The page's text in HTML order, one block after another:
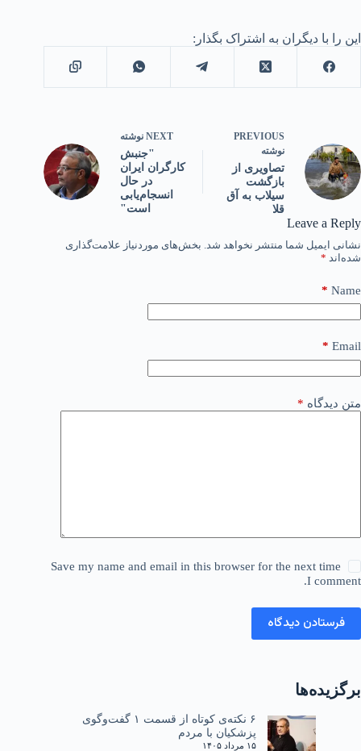
این را با دیگران به اشتراک بگذار:
PREVIOUS
نوشته
تصاویری از
بازگشت
سیلاب به آق
قلا
NEXT نوشته
"جنبش
کارگران ایران
در حال
انسجام‌یابی
است"
Leave a Reply
نشانی ایمیل شما منتشر نخواهد شد. بخش‌های موردنیاز علامت‌گذاری
شده‌اند *
Name
*
Email
*
متن دیدگاه *
Save my name and email in this browser for the next time
I comment.
فرستادن دیدگاه
برگزیده‌ها
۶ نکته‌ی کوتاه از قسمت ۱ گفت‌وگوی
پزشکیان با مردم
۱۵ مرداد ۱۴۰۵